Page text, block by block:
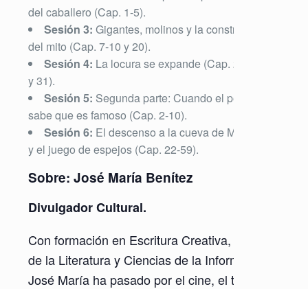
del caballero (Cap. 1-5).
Sesión 3: Gigantes, molinos y la construcción
del mito (Cap. 7-10 y 20).
Sesión 4: La locura se expande (Cap. 21, 25-26
y 31).
Sesión 5: Segunda parte: Cuando el personaje
sabe que es famoso (Cap. 2-10).
Sesión 6: El descenso a la cueva de Montesinos
y el juego de espejos (Cap. 22-59).
Sobre: José María Benítez
Divulgador Cultural.
Con formación en Escritura Creativa, Teoría
de la Literatura y Ciencias de la Información,
José María ha pasado por el cine, el teatro y la